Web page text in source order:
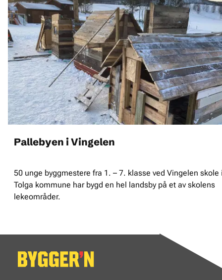
Pallebyen i Vingelen
50 unge byggmestere fra 1. – 7. klasse ved Vingelen skole
Tolga kommune har bygd en hel landsby på et av skolens
lekeområder.